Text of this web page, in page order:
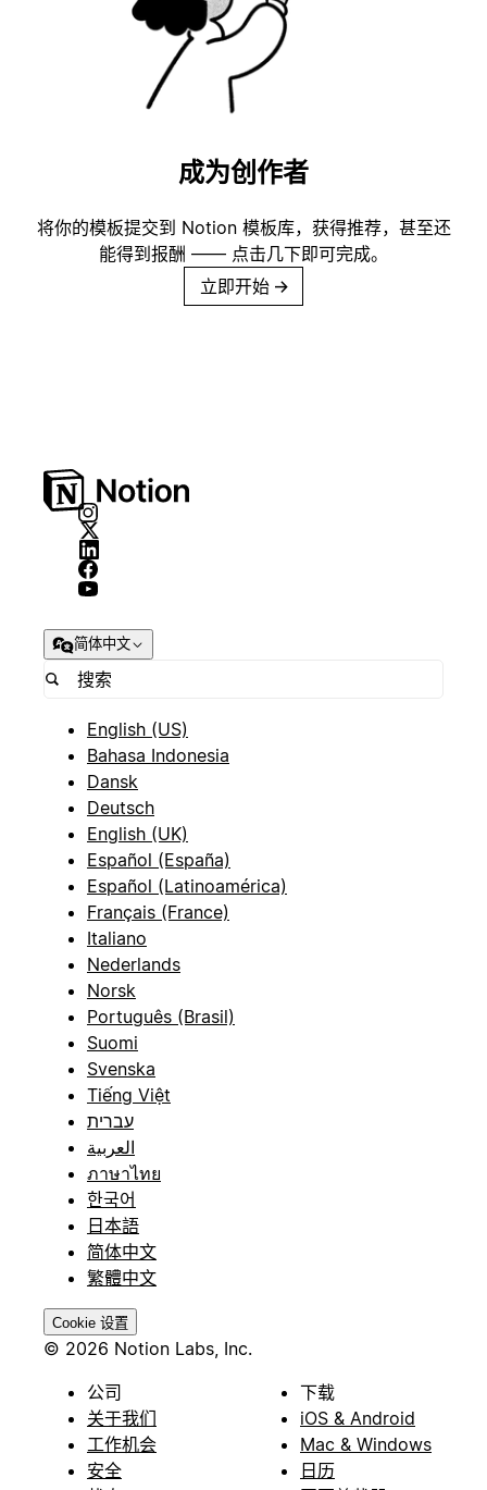
成为创作者
将你的模板提交到 Notion 模板库，获得推荐，甚至还
能得到报酬 —— 点击几下即可完成。
立即开始 →
简体中文
English (US)
Bahasa Indonesia
Dansk
Deutsch
English (UK)
Español (España)
Español (Latinoamérica)
Français (France)
Italiano
Nederlands
Norsk
Português (Brasil)
Suomi
Svenska
Tiếng Việt
עברית
العربية
ภาษาไทย
한국어
日本語
简体中文
繁體中文
Cookie 设置
© 2026 Notion Labs, Inc.
公司
关于我们
工作机会
安全
下载
iOS & Android
Mac & Windows
日历